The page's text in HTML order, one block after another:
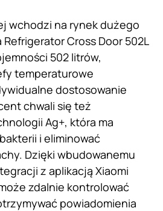
wchodzi na rynek dużego
Refrigerator Cross Door 502L
502 litrów,
temperaturowe
dostosowanie
chwali się też
Ag+, która ma
i eliminować
Dzięki wbudowanemu
z aplikacją Xiaomi
zdalnie kontrolować
powiadomienia